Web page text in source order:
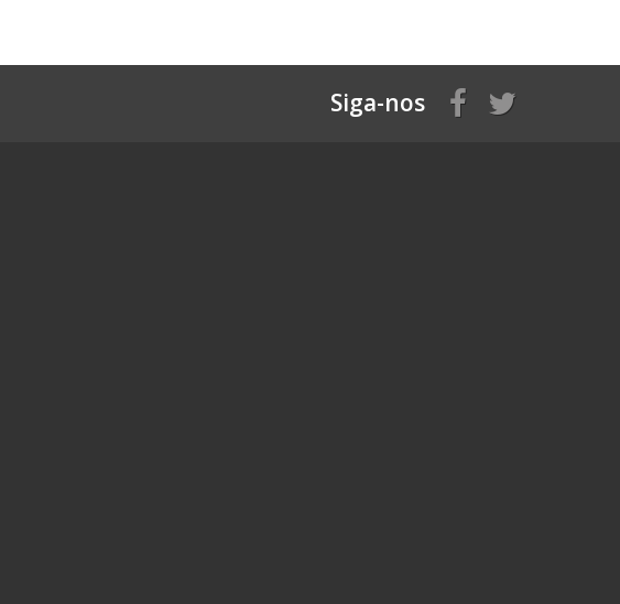
Siga-nos